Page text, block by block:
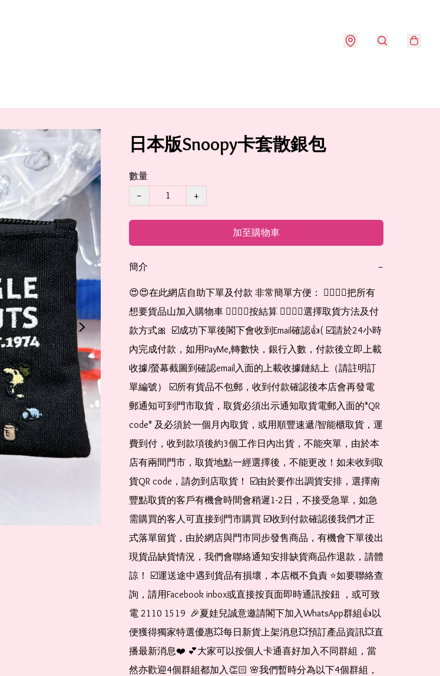
日本版Snoopy卡套散銀包
數量
−
+
加至購物車
簡介 −
😍😍在此網店自助下單及付款 非常簡單方便： 👉🏻👉🏻把所有
想要貨品山加入購物車 👉🏻👉🏻按結算 👉🏻👉🏻選擇取貨方法及付
款方式🎀  ☑️成功下單後閣下會收到Email確認👍( ☑️請於24小時
內完成付款，如用PayMe,轉數快，銀行入數，付款後立即上載
收據/螢幕截圖到確認email入面的上載收據鏈結上（請註明訂
單編號） ☑️所有貨品不包郵，收到付款確認後本店會再發電
郵通知可到門市取貨，取貨必須出示通知取貨電郵入面的*QR
code* 及必須於一個月內取貨，或用順豐速遞/智能櫃取貨，運
費到付，收到款項後約3個工作日內出貨，不能夾單，由於本
店有兩間門市，取貨地點一經選擇後，不能更改！如未收到取
貨QR code，請勿到店取貨！ ☑️由於要作出調貨安排，選擇南
豐點取貨的客戶有機會時間會稍遲1-2日，不接受急單，如急
需購買的客人可直接到門市購買 ☑️收到付款確認後我們才正
式落單留貨，由於網店與門市同步發售商品，有機會下單後出
現貨品缺貨情況，我們會聯絡通知安排缺貨商品作退款，請體
諒！ ☑️運送途中遇到貨品有損壞，本店概不負責 ⭐️如要聯絡查
詢，請用Facebook inbox或直接按頁面即時通訊按鈕 ，或可致
電 2110 1519  🎉夏娃兒誠意邀請閣下加入WhatsApp群組👍以
便獲得獨家特選優惠💥每日新貨上架消息💥預訂產品資訊💥直
播最新消息❤️ 💕大家可以按個人卡通喜好加入不同群組，當
然亦歡迎4個群組都加入👏🏻 🌸我們暫時分為以下4個群組，